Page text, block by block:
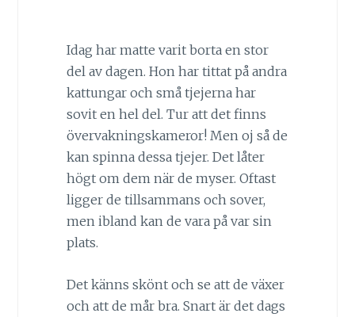
Idag har matte varit borta en stor
del av dagen. Hon har tittat på andra
kattungar och små tjejerna har
sovit en hel del. Tur att det finns
övervakningskameror! Men oj så de
kan spinna dessa tjejer. Det låter
högt om dem när de myser. Oftast
ligger de tillsammans och sover,
men ibland kan de vara på var sin
plats.
Det känns skönt och se att de växer
och att de mår bra. Snart är det dags